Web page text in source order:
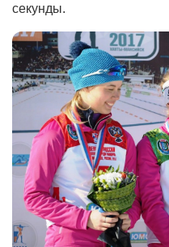
секунды.